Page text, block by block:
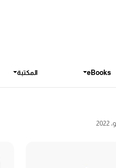
eBooks المكتبة